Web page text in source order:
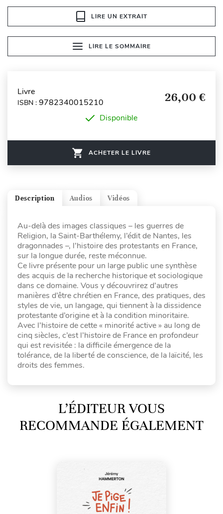
LIRE UN EXTRAIT
LIRE LE SOMMAIRE
Livre
ISBN : 9782340015210 26,00 €
Disponible
ACHETER LE LIVRE
Vidéos
Audios
Description
Au-delà des images classiques – les guerres de
Religion, la Saint-Barthélemy, l’édit de Nantes, les
dragonnades –, l’histoire des protestants en France,
sur la longue durée, reste méconnue.
Ce livre présente pour un large public une synthèse
des acquis de la recherche historique et sociologique
dans ce domaine. Vous y découvrirez d’autres
manières d’être chrétien en France, des pratiques, des
styles de vie, un langage, qui tiennent à la dissidence
protestante d’origine et à la condition minoritaire.
Avec l’histoire de cette « minorité active » au long de
cinq siècles, c’est l’histoire de France en profondeur
qui est revisitée : la difficile émergence de la
tolérance, de la liberté de conscience, de la laïcité, les
droits des femmes.
L’ÉDITEUR VOUS
RECOMMANDE ÉGALEMENT